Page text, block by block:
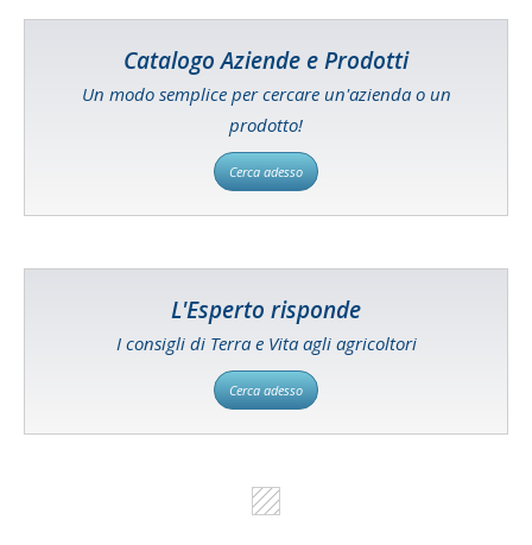
Catalogo Aziende e Prodotti
Un modo semplice per cercare un'azienda o un
prodotto!
Cerca adesso
L'Esperto risponde
I consigli di Terra e Vita agli agricoltori
Cerca adesso